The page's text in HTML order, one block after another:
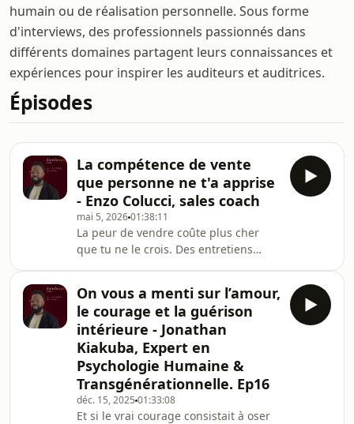
humain ou de réalisation personnelle. Sous forme
d'interviews, des professionnels passionnés dans
différents domaines partagent leurs connaissances et
expériences pour inspirer les auditeurs et auditrices.
Épisodes
La compétence de vente
que personne ne t'a apprise
- Enzo Colucci, sales coach
mai 5, 202601:38:11
La peur de vendre coûte plus cher
que tu ne le crois. Des entretiens
ne t&#39;a appris comment faire
autrement.Dans cet épisode, je reçois
Enzo Colucci, coach en vente avec 13
ans d&#39;expérience et plus de 3000
commerciaux formés.On démystifie
tout ce qu&#39;on t&#39;a dit sur la
vente, la manipulation, la peur du
rejet, le col
On vous a menti sur l’amour,
le courage et la guérison
intérieure - Jonathan
Kiakuba, Expert en
Psychologie Humaine &
Transgénérationnelle. Ep16
déc. 15, 2025 01:33:08
Et si le vrai courage consistait à oser